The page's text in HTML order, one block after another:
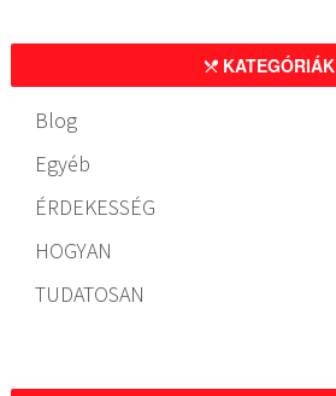
KATEGÓRIÁK
Blog
Egyéb
ÉRDEKESSÉG
HOGYAN
TUDATOSAN